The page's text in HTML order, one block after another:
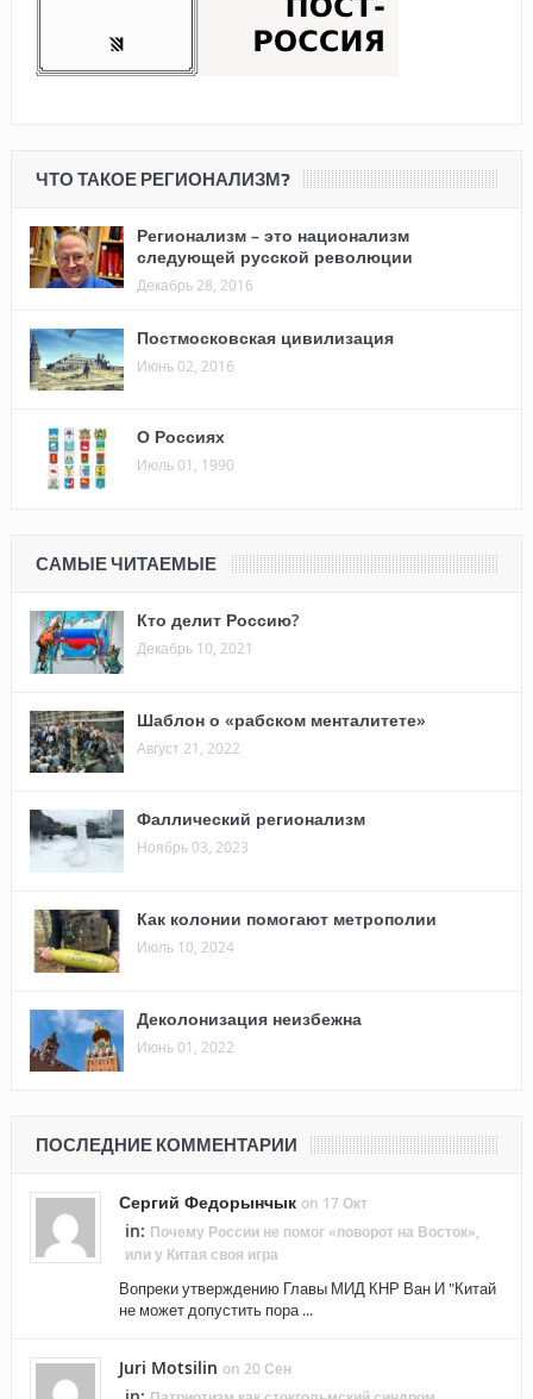
ЧТО ТАКОЕ РЕГИОНАЛИЗМ?
Регионализм – это национализм
следующей русской революции
Декабрь 28, 2016
Постмосковская цивилизация
Июнь 02, 2016
О Россиях
Июль 01, 1990
САМЫЕ ЧИТАЕМЫЕ
Кто делит Россию?
Декабрь 10, 2021
Шаблон о «рабском менталитете»
Август 21, 2022
Фаллический регионализм
Ноябрь 03, 2023
Как колонии помогают метрополии
Июль 10, 2024
Деколонизация неизбежна
Июнь 01, 2022
ПОСЛЕДНИЕ КОММЕНТАРИИ
Сергий Федорынчык on 17 Окт
in: Почему России не помог «поворот на Восток»,
или у Китая своя игра
Вопреки утверждению Главы МИД КНР Ван И "Китай
не может допустить пора ...
Juri Motsilin on 20 Сен